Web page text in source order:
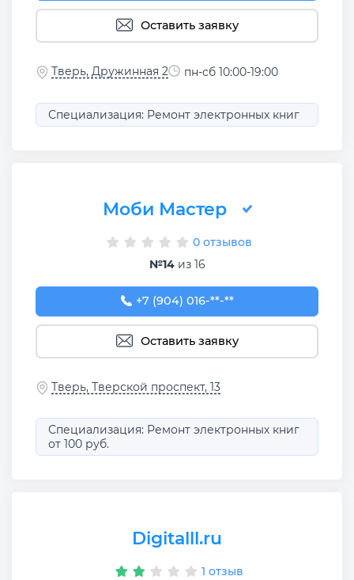
Оставить заявку
Тверь, Дружинная 2 пн-сб 10:00-19:00
Специализация: Ремонт электронных книг
Моби Мастер
0 отзывов
№14из 16
+7 (904) 016-18-94
+7 (904) 016-**-**
Оставить заявку
Тверь, Тверской проспект, 13
Специализация: Ремонт электронных книг
от 100 руб.
Digitalll.ru
1 отзыв